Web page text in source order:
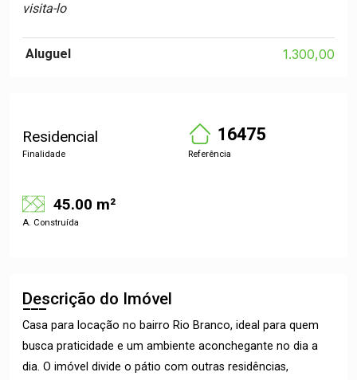
visita-lo
Aluguel 1.300,00
Residencial
Finalidade
16475
Referência
45.00 m²
A. Construída
Descrição do Imóvel
Casa para locação no bairro Rio Branco, ideal para quem
busca praticidade e um ambiente aconchegante no dia a
dia. O imóvel divide o pátio com outras residências,